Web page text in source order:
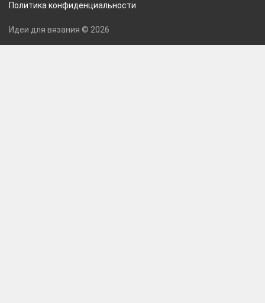
Политика конфиденциальности
Идеи для вязания © 2026